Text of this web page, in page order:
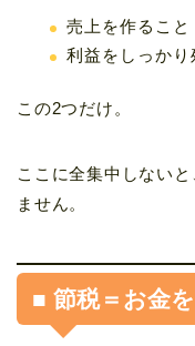
売上を作ること
利益をしっかり
この2つだけ。
ここに全集中しない
ません。
■ 節税＝お金